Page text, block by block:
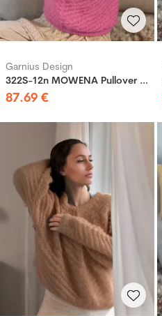
Garnius Design
322S-12n MOWENA Pullover Cerise
87.69 €